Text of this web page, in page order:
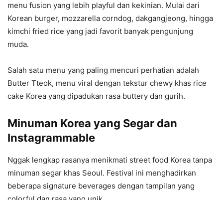
menu fusion yang lebih playful dan kekinian. Mulai dari
Korean burger, mozzarella corndog, dakgangjeong, hingga
kimchi fried rice yang jadi favorit banyak pengunjung
muda.
Salah satu menu yang paling mencuri perhatian adalah
Butter Tteok, menu viral dengan tekstur chewy khas rice
cake Korea yang dipadukan rasa buttery dan gurih.
Minuman Korea yang Segar dan
Instagrammable
Nggak lengkap rasanya menikmati street food Korea tanpa
minuman segar khas Seoul. Festival ini menghadirkan
beberapa signature beverages dengan tampilan yang